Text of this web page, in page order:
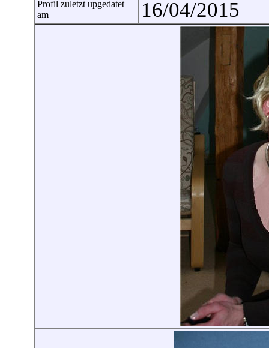
Profil zuletzt upgedatet
am
16/04/2015